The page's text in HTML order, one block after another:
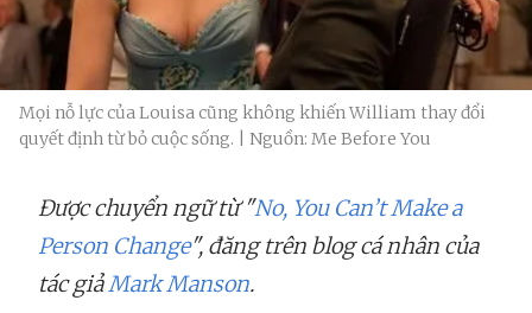
Mọi nỗ lực của Louisa cũng không khiến William thay đổi
quyết định từ bỏ cuộc sống. | Nguồn: Me Before You
Được chuyển ngữ từ "No, You Can’t Make a
Person Change", đăng trên blog cá nhân của
tác giảMark Manson.